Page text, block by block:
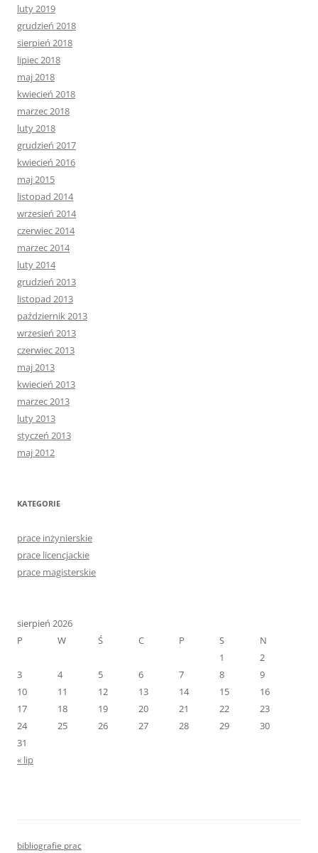
luty 2019
grudzień 2018
sierpień 2018
lipiec 2018
maj 2018
kwiecień 2018
marzec 2018
luty 2018
grudzień 2017
kwiecień 2016
maj 2015
listopad 2014
wrzesień 2014
czerwiec 2014
marzec 2014
luty 2014
grudzień 2013
listopad 2013
październik 2013
wrzesień 2013
czerwiec 2013
maj 2013
kwiecień 2013
marzec 2013
luty 2013
styczeń 2013
maj 2012
KATEGORIE
prace inżynierskie
prace licencjackie
prace magisterskie
sierpień 2026
P
W Ś C P S
N
1
2
3
4 5 6 7 8
9
10
11 12 13 14 15
16
17
18 19 20 21 22
23
24
25 26 27 28 29
30
31
« lip
bibliografie prac